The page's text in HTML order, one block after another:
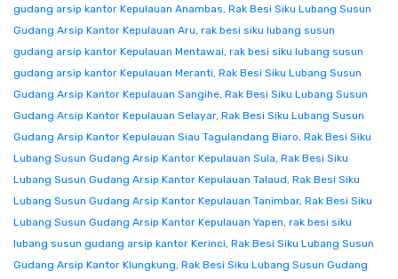
gudang arsip kantor Kepulauan Anambas, Rak Besi Siku Lubang Susun
Gudang Arsip Kantor Kepulauan Aru, rak besi siku lubang susun
gudang arsip kantor Kepulauan Mentawai, rak besi siku lubang susun
gudang arsip kantor Kepulauan Meranti, Rak Besi Siku Lubang Susun
Gudang Arsip Kantor Kepulauan Sangihe, Rak Besi Siku Lubang Susun
Gudang Arsip Kantor Kepulauan Selayar, Rak Besi Siku Lubang Susun
Gudang Arsip Kantor Kepulauan Siau Tagulandang Biaro, Rak Besi Siku
Lubang Susun Gudang Arsip Kantor Kepulauan Sula, Rak Besi Siku
Lubang Susun Gudang Arsip Kantor Kepulauan Talaud, Rak Besi Siku
Lubang Susun Gudang Arsip Kantor Kepulauan Tanimbar, Rak Besi Siku
Lubang Susun Gudang Arsip Kantor Kepulauan Yapen, rak besi siku
lubang susun gudang arsip kantor Kerinci, Rak Besi Siku Lubang Susun
Gudang Arsip Kantor Klungkung, Rak Besi Siku Lubang Susun Gudang